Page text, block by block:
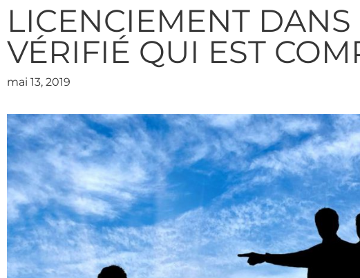
LICENCIEMENT
VÉRIFIÉ QUI EST
mai 13, 2019